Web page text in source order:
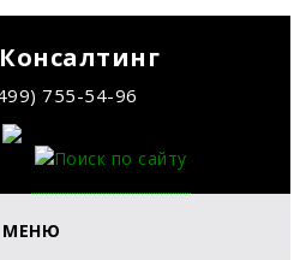
755-54-96
МЕНЮ